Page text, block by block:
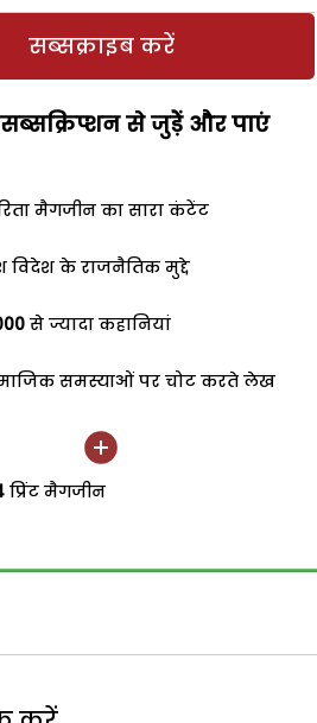
सब्सक्राइब करें
सब्सक्रिप्शन से जुड़ेें और पाएं
मैगजीन का सारा कंटेंट
विदेश के राजनैतिक मुद्दे
से ज्यादा कहानियां
समस्याओं पर चोट करते लेख
प्रिंट मैगजीन